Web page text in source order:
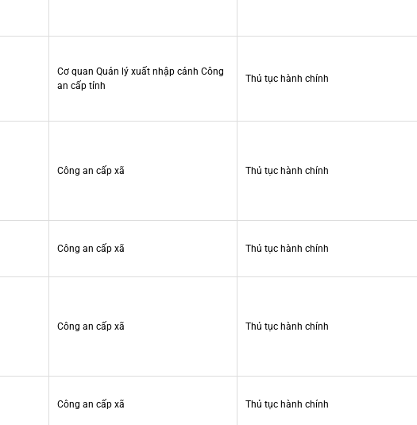
Cơ quan Quản lý xuất nhập cảnh Công
an cấp tỉnh
Thủ tục hành chính
Công an cấp xã Thủ tục hành chính
Công an cấp xã Thủ tục hành chính
Công an cấp xã Thủ tục hành chính
Công an cấp xã Thủ tục hành chính